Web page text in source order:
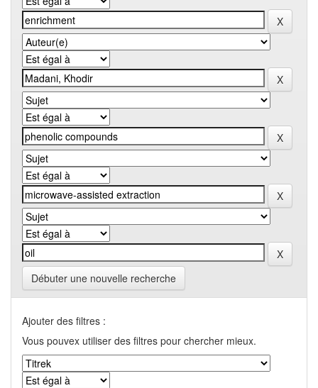
Débuter une nouvelle recherche
Ajouter des filtres :
Vous pouvex utiliser des filtres pour chercher mieux.